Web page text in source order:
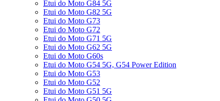
Etui do Moto G84 5G
Etui do Moto G82 5G
Etui do Moto G73
Etui do Moto G72
Etui do Moto G71 5G
Etui do Moto G62 5G
Etui do Moto G60s
Etui do Moto G54 5G, G54 Power Edition
Etui do Moto G53
Etui do Moto G52
Etui do Moto G51 5G